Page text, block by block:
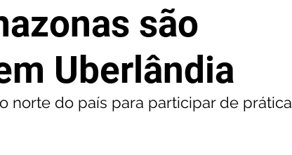
são
Uberlândia
norte do país para participar de prática